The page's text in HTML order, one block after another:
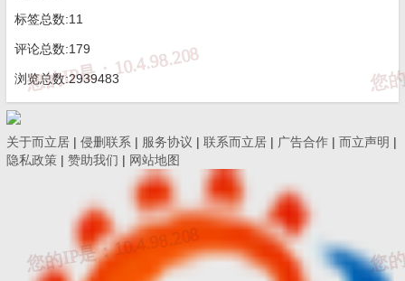
35 山东达云建设工程有限公司 公路路基工程专
37 济南高鼎工贸有限公司
防水防腐保温工
山东科麟环保科技股份有限公司
建筑机电安装工
环保工程专业承
39 飞豪（山东）建设集团有限公司 电子与智能化工
标签总数:11
评论总数:179
浏览总数:2939483
关于而立居 | 侵删联系 | 服务协议 | 联系而立居 | 广告合作 | 而立声明 |
隐私政策 | 赞助我们 | 网站地图